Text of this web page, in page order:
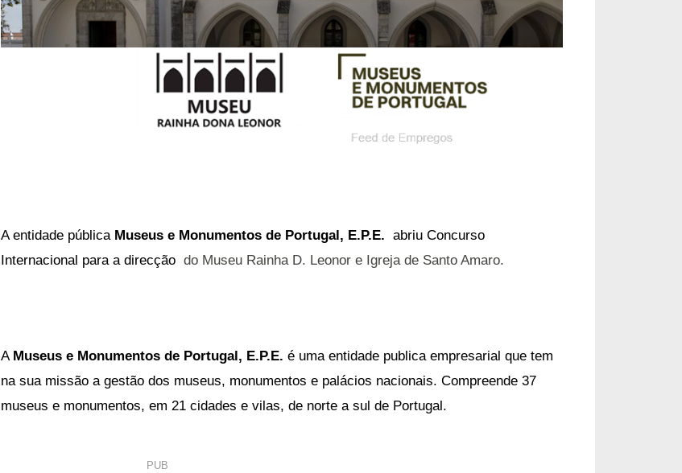
A entidade pública Museus e Monumentos de Portugal, E.P.E. abriu Concurso
Internacional para a direcção do Museu Rainha D. Leonor e Igreja de Santo Amaro.
A Museus e Monumentos de Portugal, E.P.E. é uma entidade publica empresarial que tem
na sua missão a gestão dos museus, monumentos e palácios nacionais. Compreende 37
museus e monumentos, em 21 cidades e vilas, de norte a sul de Portugal.
PUB